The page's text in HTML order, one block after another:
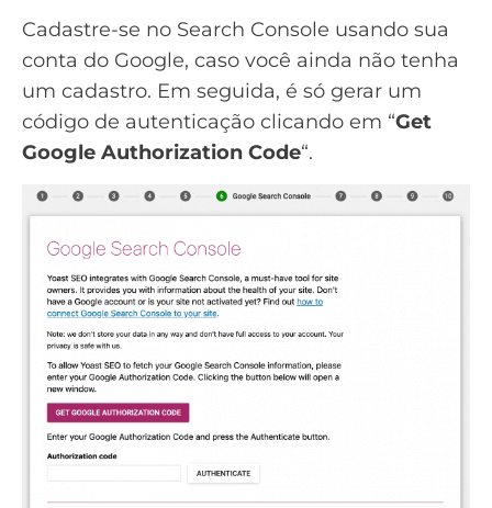
Cadastre-se no Search Console usando sua
conta do Google, caso você ainda não tenha
um cadastro. Em seguida, é só gerar um
código de autenticação clicando em “Get
Google Authorization Code“.